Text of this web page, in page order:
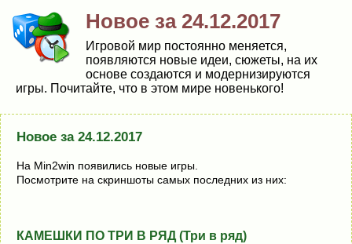
Новое за 24.12.2017
Игровой мир постоянно меняется,
появляются новые идеи, сюжеты, на их
основе создаются и модернизируются
игры. Почитайте, что в этом мире новенького!
Новое за 24.12.2017
На Min2win появились новые игры.
Посмотрите на скриншоты самых последних из них:
КАМЕШКИ ПО ТРИ В РЯД (Три в ряд)